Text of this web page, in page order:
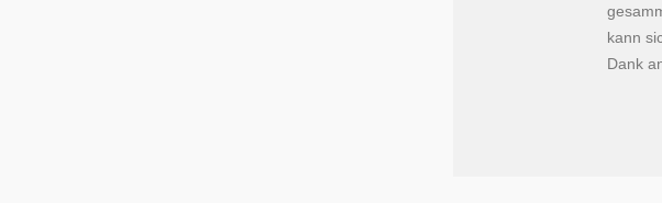
kann
Dank